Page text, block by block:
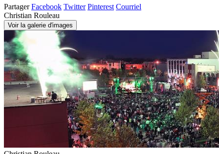
Partager Facebook Twitter Pinterest Courriel
Christian Rouleau
Voir la galerie d'images